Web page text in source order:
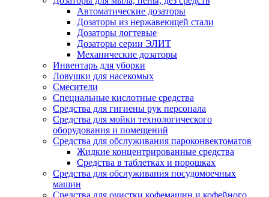
Автоматические дозаторы
Дозаторы из нержавеющей стали
Дозаторы логтевые
Дозаторы серии ЭЛИТ
Механические дозаторы
Инвентарь для уборки
Ловушки для насекомых
Смесители
Специальные кислотные средства
Средства для гигиены рук персонала
Средства для мойки технологического
оборудования и помещений
Средства для обслуживания пароконвектоматов
Жидкие концентрированные средства
Средства в таблетках и порошках
Средства для обслуживания посудомоечных
машин
Средства для очистки кофемашин и кофейного